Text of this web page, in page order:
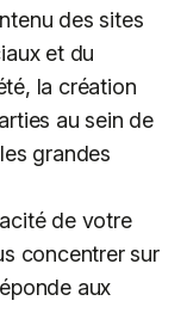
des sites
et du
la création
au sein de
grandes
de votre
concentrer sur
aux